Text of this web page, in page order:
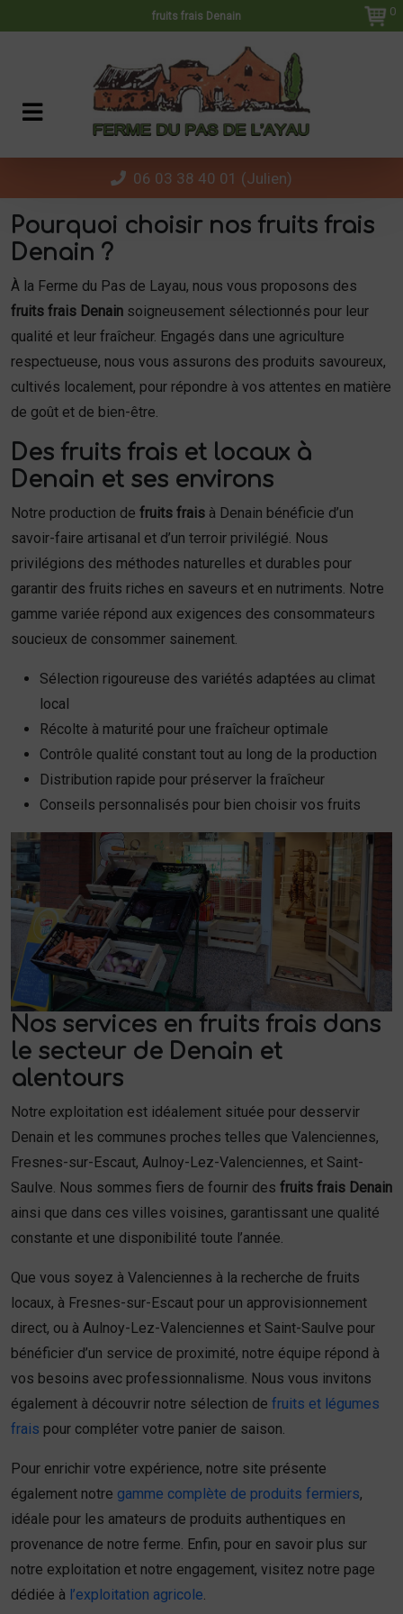
fruits frais Denain 0
06 03 38 40 01 (Julien)
Pourquoi choisir nos fruits frais
Denain ?
À la Ferme du Pas de Layau, nous vous proposons des
fruits frais Denain soigneusement sélectionnés pour leur
qualité et leur fraîcheur. Engagés dans une agriculture
respectueuse, nous vous assurons des produits savoureux,
cultivés localement, pour répondre à vos attentes en matière
de goût et de bien-être.
Des fruits frais et locaux à
Denain et ses environs
Notre production de fruits frais à Denain bénéficie d’un
savoir-faire artisanal et d’un terroir privilégié. Nous
privilégions des méthodes naturelles et durables pour
garantir des fruits riches en saveurs et en nutriments. Notre
gamme variée répond aux exigences des consommateurs
soucieux de consommer sainement.
Sélection rigoureuse des variétés adaptées au climat
local
Récolte à maturité pour une fraîcheur optimale
Contrôle qualité constant tout au long de la production
Distribution rapide pour préserver la fraîcheur
Conseils personnalisés pour bien choisir vos fruits
Nos services en fruits frais dans
le secteur de Denain et
alentours
Notre exploitation est idéalement située pour desservir
Denain et les communes proches telles que Valenciennes,
Fresnes-sur-Escaut, Aulnoy-Lez-Valenciennes, et Saint-
Saulve. Nous sommes fiers de fournir des fruits frais Denain
ainsi que dans ces villes voisines, garantissant une qualité
constante et une disponibilité toute l’année.
Que vous soyez à Valenciennes à la recherche de fruits
locaux, à Fresnes-sur-Escaut pour un approvisionnement
direct, ou à Aulnoy-Lez-Valenciennes et Saint-Saulve pour
bénéficier d’un service de proximité, notre équipe répond à
vos besoins avec professionnalisme. Nous vous invitons
également à découvrir notre sélection de fruits et légumes
frais pour compléter votre panier de saison.
Pour enrichir votre expérience, notre site présente
également notre gamme complète de produits fermiers,
idéale pour les amateurs de produits authentiques en
provenance de notre ferme. Enfin, pour en savoir plus sur
notre exploitation et notre engagement, visitez notre page
dédiée à l’exploitation agricole
Panneau de gestion des cookies